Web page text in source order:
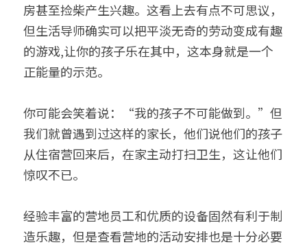
房甚至捡柴产生兴趣。这看上去有点不可思议，
但生活导师确实可以把平淡无奇的劳动变成有趣
的游戏,让你的孩子乐在其中，这本身就是一个
正能量的示范。
你可能会笑着说：“我的孩子不可能做到。”但
我们就曾遇到过这样的家长，他们说他们的孩子
从住宿营回来后，在家主动打扫卫生，这让他们
惊叹不已。
经验丰富的营地员工和优质的设备固然有利于制
造乐趣，但是查看营地的活动安排也是十分必要